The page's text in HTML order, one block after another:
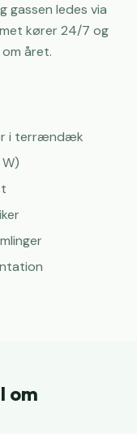
gassen ledes via
kører 24/7 og
året.
i terrændæk
om